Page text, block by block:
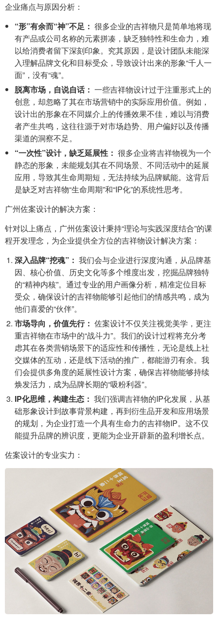
企业痛点与原因分析：
“形”有余而“神”不足： 很多企业的吉祥物只是简单地将现
有产品或公司名称的元素拼凑，缺乏独特性和生命力，难
以给消费者留下深刻印象。究其原因，是设计团队未能深
入理解品牌文化和目标受众，导致设计出来的形象“千人一
面”，没有“魂”。
脱离市场，自说自话： 一些吉祥物设计过于注重形式上的
创意，却忽略了其在市场营销中的实际应用价值。例如，
设计出的形象在不同媒介上的传播效果不佳，难以与消费
者产生共鸣，这往往源于对市场趋势、用户偏好以及传播
渠道的洞察不足。
“一次性”设计，缺乏延展性： 很多企业将吉祥物视为一个
静态的形象，未能规划其在不同场景、不同活动中的延展
应用，导致其生命周期短，无法持续为品牌赋能。这背后
是缺乏对吉祥物“生命周期”和“IP化”的系统性思考。
广州佐案设计的解决方案：
针对以上痛点，广州佐案设计秉持“理论与实践深度结合”的课
程开发理念，为企业提供全方位的吉祥物设计解决方案：
深入品牌“挖魂”： 我们会与企业进行深度沟通，从品牌基
因、核心价值、历史文化等多个维度出发，挖掘品牌独特
的“精神内核”。通过专业的用户画像分析，精准定位目标
受众，确保设计的吉祥物能够引起他们的情感共鸣，成为
他们喜爱的“伙伴”。
市场导向，价值先行： 佐案设计不仅关注视觉美学，更注
重吉祥物在市场中的“战斗力”。我们的设计过程将充分考
虑其在各类营销场景下的适应性和传播性，无论是线上社
交媒体的互动，还是线下活动的推广，都能游刃有余。我
们会提供多角度的延展性设计方案，确保吉祥物能够持续
焕发活力，成为品牌长期的“吸粉利器”。
IP化思维，构建生态： 我们强调吉祥物的IP化发展，从基
础形象设计到故事背景构建，再到衍生品开发和应用场景
的规划，为企业打造一个具有生命力的吉祥物IP。这不仅
能提升品牌的辨识度，更能为企业开辟新的盈利增长点。
佐案设计的专业实力：